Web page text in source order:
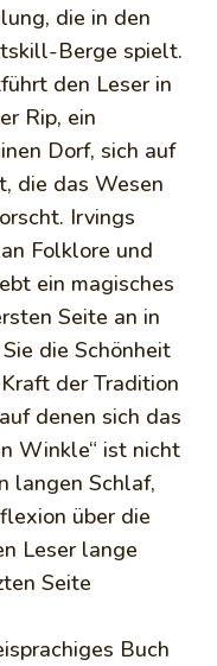
die in den
Berge spielt.
den Leser in
Rip, ein
Dorf, sich auf
die das Wesen
Irvings
Folklore und
ein magisches
Seite an in
die Schönheit
der Tradition
denen sich das
Winkle“ ist nicht
langen Schlaf,
über die
Leser lange
Seite
Buch